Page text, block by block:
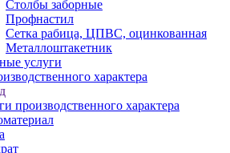
Столбы заборные
Профнастил
Сетка рабица, ЦПВС, оцинкованная
Металлоштакетник
услуги
характера
производственного характера